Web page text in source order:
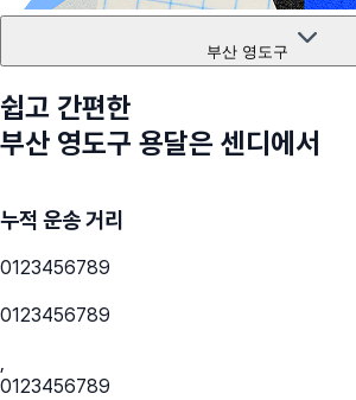
부산 영도구
쉽고 간편한
부산 영도구 용달은 센디에서
누적 운송 거리
0123456789
0123456789
,
0123456789